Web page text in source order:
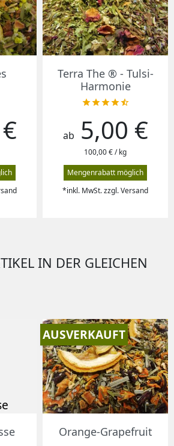
Terra The ® - Tulsi-
Harmonie

Preis
ab 5,00 €
100,00 € / kg
Mengenrabatt möglich
*inkl. MwSt. zzgl. Versand
IN DER GLEICHEN
Orange-Grapefruit
AUSVERKAUFT